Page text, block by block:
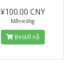
¥100.00 CNY
Månedlig
Bestill nå